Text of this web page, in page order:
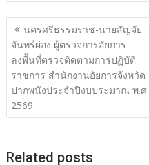
b
o
o
k
er e
แนะแนว
เรื่อง
นครศรีธรรมราช-นายสัญจัย
จันทร์ผ่อง ผู้ตรวจการอัยการ
ลงพื้นที่ตรวจติดตามการปฏิบัติ
ราชการ สำนักงานอัยการจังหวัด
ปากพนังประจำปีงบประมาณ พ.ศ.
2569
Related posts